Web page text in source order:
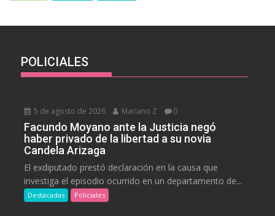
POLICIALES
5 de agosto de 2026 Mariano Z 0
Facundo Moyano ante la Justicia negó
haber privado de la libertad a su novia
Candela Arizaga
El exdiputado prestó declaración en la causa que
investiga el episodio ocurrido en un departamento de...
Destacadas Policiales